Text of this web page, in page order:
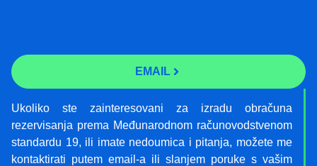
EMAIL
Ukoliko ste zainteresovani za izradu obračuna
rezervisanja prema Međunarodnom računovodstvenom
standardu 19, ili imate nedoumica i pitanja, možete me
kontaktirati putem email-a ili slanjem poruke s vašim